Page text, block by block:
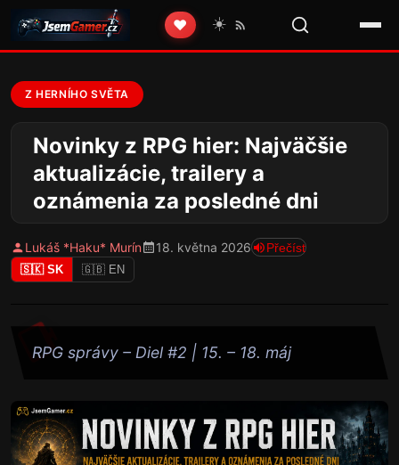
❤️ ☀️
Z HERNÍHO SVĚTA
Novinky z RPG hier: Najväčšie
aktualizácie, trailery a
oznámenia za posledné dni
Lukáš *Haku* Murín 18. května 2026 Přečíst
🇸🇰 SK 🇬🇧 EN
RPG správy – Diel #2 | 15. – 18. máj